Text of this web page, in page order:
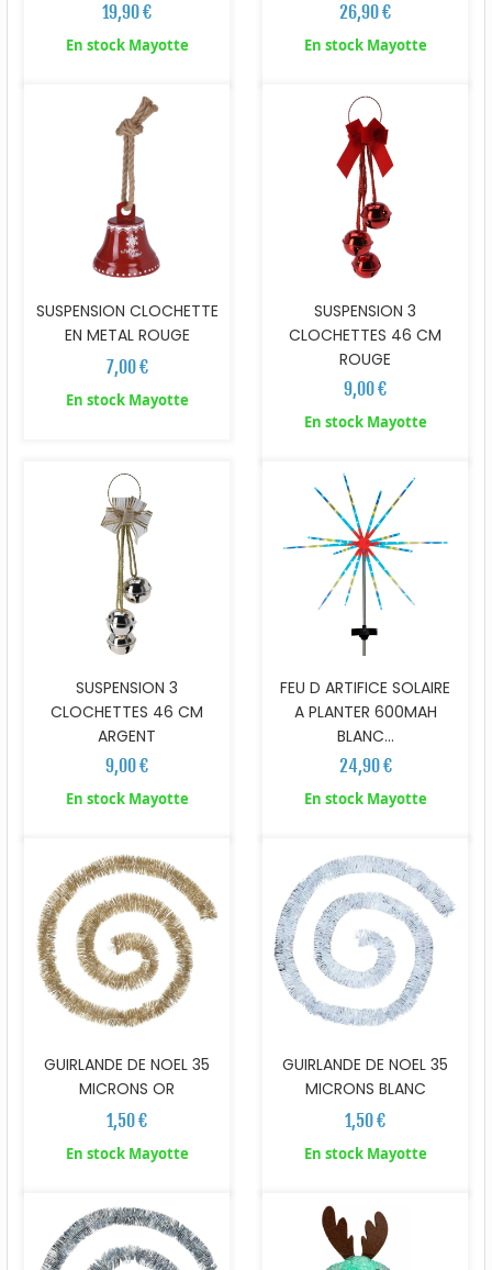
19,90 €
En stock Mayotte
26,90 €
En stock Mayotte
SUSPENSION CLOCHETTE
EN METAL ROUGE
7,00 €
En stock Mayotte
SUSPENSION 3
CLOCHETTES 46 CM
ROUGE
9,00 €
En stock Mayotte
SUSPENSION 3
CLOCHETTES 46 CM
ARGENT
9,00 €
En stock Mayotte
FEU D ARTIFICE SOLAIRE
A PLANTER 600MAH
BLANC...
24,90 €
En stock Mayotte
GUIRLANDE DE NOEL 35
MICRONS OR
1,50 €
En stock Mayotte
GUIRLANDE DE NOEL 35
MICRONS BLANC
1,50 €
En stock Mayotte